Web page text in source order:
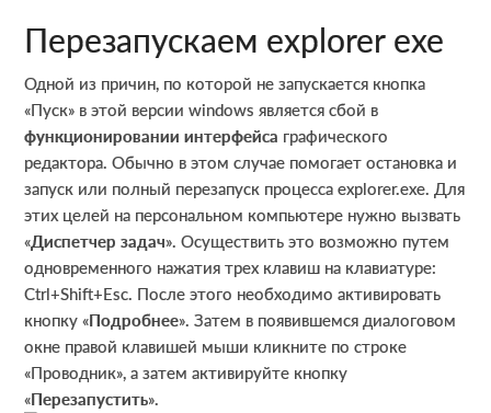
Перезапускаем explorer exe
Одной из причин, по которой не запускается кнопка
«Пуск» в этой версии windows является сбой в
функционировании интерфейса графического
редактора. Обычно в этом случае помогает остановка и
запуск или полный перезапуск процесса explorer.exe. Для
этих целей на персональном компьютере нужно вызвать
«Диспетчер задач». Осуществить это возможно путем
одновременного нажатия трех клавиш на клавиатуре:
Ctrl+Shift+Esc. После этого необходимо активировать
кнопку «Подробнее». Затем в появившемся диалоговом
окне правой клавишей мыши кликните по строке
«Проводник», а затем активируйте кнопку
«Перезапустить».